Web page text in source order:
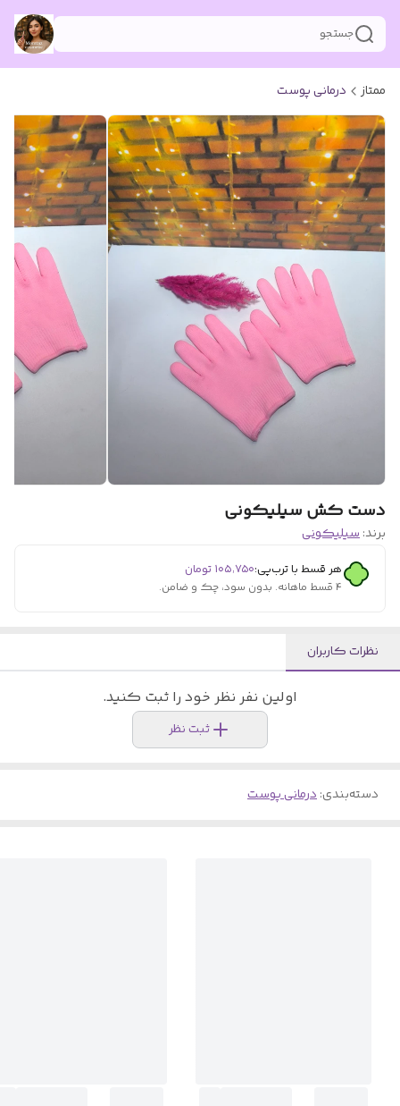
جستجو
ممتاز درمانی پوست
دست کش سیلیکونی
برند:سیلیکونی
هر قسط با ترب‌پی:۱۰۵٬۷۵۰ تومان
۴ قسط ماهانه. بدون سود، چک و ضامن.
نظرات کاربران
اولین نفر نظر خود را ثبت کنید.
ثبت نظر
دسته‌بندی:درمانی پوست